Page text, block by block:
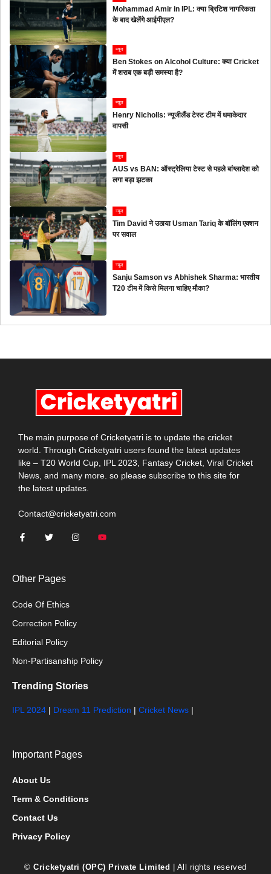
Mohammad Amir in IPL: क्या ब्रिटिश नागरिकता
के बाद खेलेंगे आईपीएल?
न्यूज
Ben Stokes on Alcohol Culture: क्या Cricket
में शराब एक बड़ी समस्या है?
न्यूज
Henry Nicholls: न्यूजीलैंड टेस्ट टीम में धमाकेदार
वापसी
न्यूज
AUS vs BAN: ऑस्ट्रेलिया टेस्ट से पहले बांग्लादेश को
लगा बड़ा झटका
न्यूज
Tim David ने उठाया Usman Tariq के बॉलिंग एक्शन
पर सवाल
न्यूज
Sanju Samson vs Abhishek Sharma: भारतीय
T20 टीम में किसे मिलना चाहिए मौका?
The main purpose of Cricketyatri is to update the cricket
world. Through Cricketyatri users found the latest updates
like – T20 World Cup, IPL 2023, Fantasy Cricket, Viral Cricket
News, and many more. so please subscribe to this site for
the latest updates.
Contact@cricketyatri.com
Other Pages
Code Of Ethics
Correction Policy
Editorial Policy
Non-Partisanship Policy
Trending Stories
IPL 2024 | Dream 11 Prediction | Cricket News |
Important Pages
About Us
Term & Conditions
Contact Us
Privacy Policy
©Cricketyatri (OPC) Private Limited | All rights reserved